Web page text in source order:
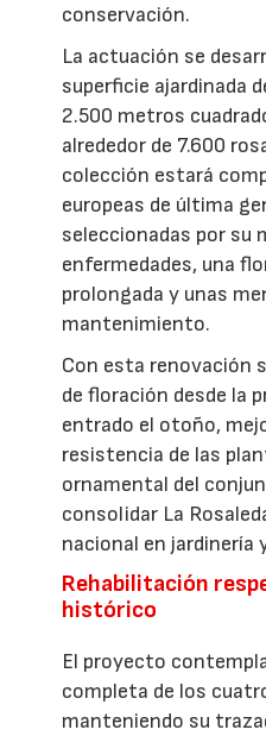
conservación.
La actuación se
superficie ajardinada
2.500 metros
alrededor de 7.600
colección estará
europeas de última
seleccionadas por su
enfermedades, una
prolongada y unas
mantenimiento.
Con esta renovación
de floración desde la
entrado el otoño,
resistencia de las
ornamental del
consolidar La
nacional en jardinería
Rehabilitación
histórico
El proyecto
completa de los
manteniendo su